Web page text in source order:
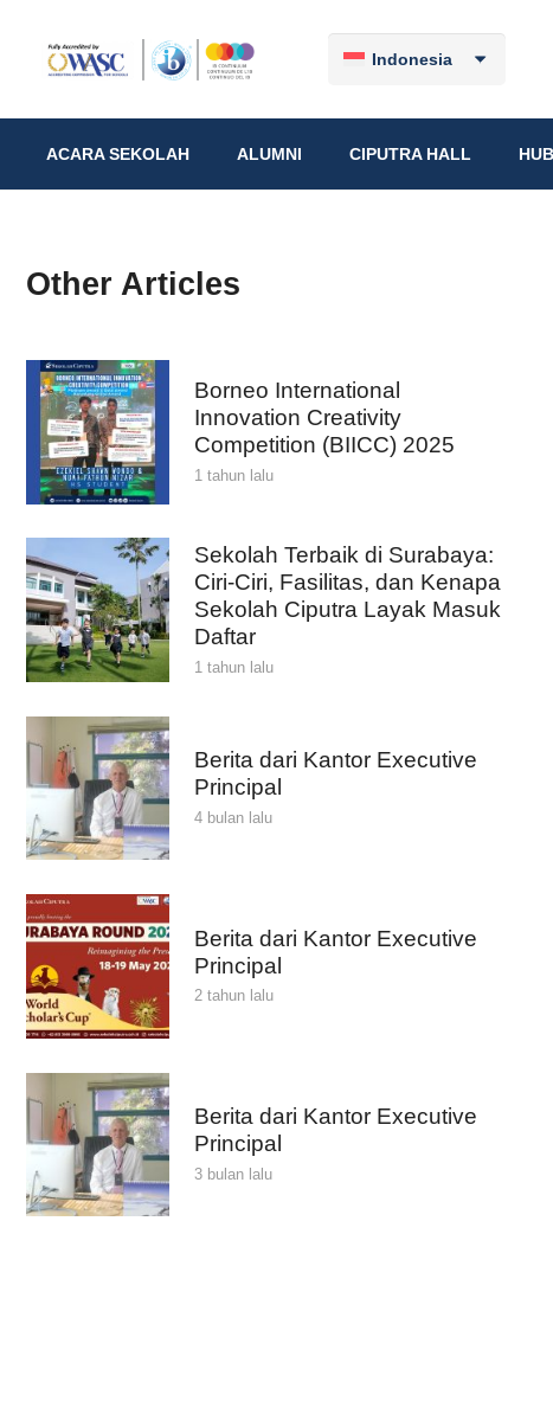
Indonesia
ACARA SEKOLAH ALUMNI CIPUTRA HALL
Other Articles
Borneo International
Innovation Creativity
Competition (BIICC) 2025
1 tahun lalu
Sekolah Terbaik di Surabaya:
Ciri-Ciri, Fasilitas, dan Kenapa
Sekolah Ciputra Layak Masuk
Daftar
1 tahun lalu
Berita dari Kantor Executive
Principal
4 bulan lalu
Berita dari Kantor Executive
Principal
2 tahun lalu
Berita dari Kantor Executive
Principal
3 bulan lalu